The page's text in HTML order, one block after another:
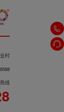
村
线